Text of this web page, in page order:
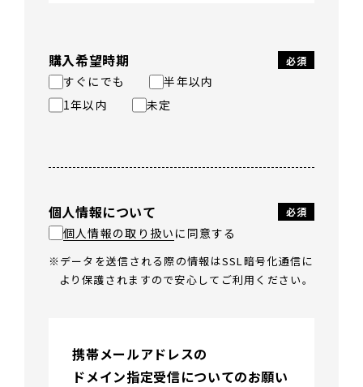
購入希望時期
すぐにでも
半年以内
1年以内
未定
個人情報について
個人情報の取り扱い に同意する
データを送信される際の情報はSSL暗号化通信に
より保護されますので安心してご利用ください。
携帯メールアドレスの
ドメイン指定受信についてのお願い